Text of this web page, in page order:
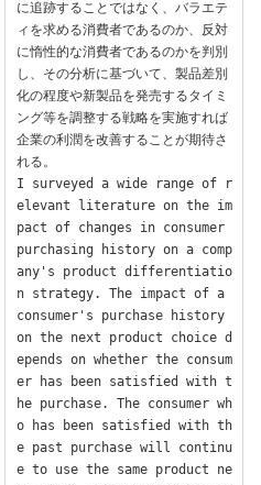
に追跡することではなく、バラエテ
ィを求める消費者であるのか、反対
に惰性的な消費者であるのかを判別
し、その分析に基づいて、製品差別
化の程度や新製品を発売するタイミ
ング等を調整する戦略を実施すれば
企業の利潤を改善することが期待さ
れる。
I surveyed a wide range of r
elevant literature on the im
pact of changes in consumer
purchasing history on a comp
any's product differentiatio
n strategy. The impact of a
consumer's purchase history
on the next product choice d
epends on whether the consum
er has been satisfied with t
he purchase. The consumer wh
o has been satisfied with th
e past purchase will continu
e to use the same product ne